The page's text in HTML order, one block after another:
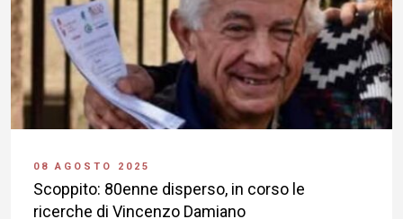
08 AGOSTO 2025
Scoppito: 80enne disperso, in corso le
ricerche di Vincenzo Damiano